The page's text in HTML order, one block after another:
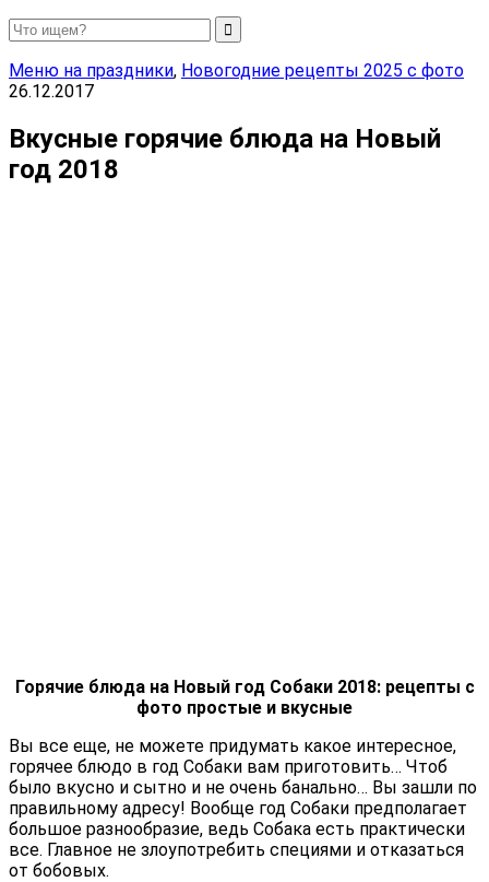
Меню на праздники, Новогодние рецепты 2025 с фото
26.12.2017
Вкусные горячие блюда на Новый
год 2018
Горячие блюда на Новый год Собаки 2018: рецепты с
фото простые и вкусные
Вы все еще, не можете придумать какое интересное,
горячее блюдо в год Собаки вам приготовить… Чтоб
было вкусно и сытно и не очень банально… Вы зашли по
правильному адресу! Вообще год Собаки предполагает
большое разнообразие, ведь Собака есть практически
все. Главное не злоупотребить специями и отказаться
от бобовых.